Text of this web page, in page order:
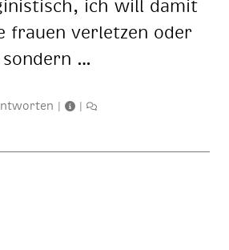
ich will da­mit
frau­en ver­let­zen oder
son­dern …
| |